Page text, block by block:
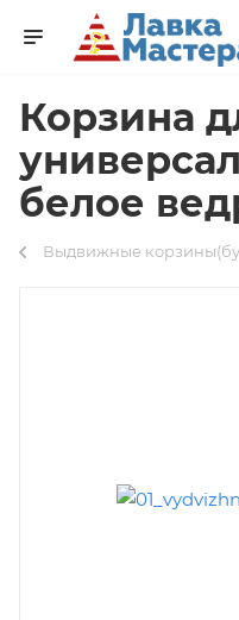
Корзина
белое
Выдвижные